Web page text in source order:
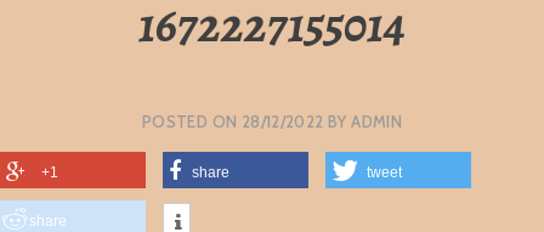
1672227155014
POSTED ON 28/12/2022 BYADMIN
+1 share tweet
share